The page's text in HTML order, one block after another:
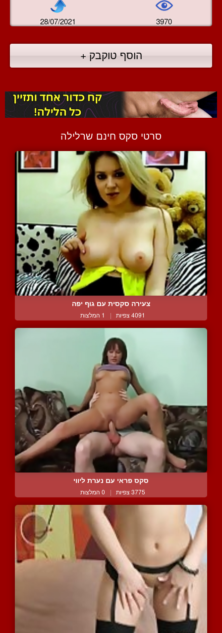
28/07/2021 3970
הוסף טוקבק +
סרטי סקס חינם שרלילה
צעירה סקסית עם גוף יפה
4091 צפיות | 1 המלצות
סקס פראי עם נערת ליווי
3775 צפיות | 0 המלצות